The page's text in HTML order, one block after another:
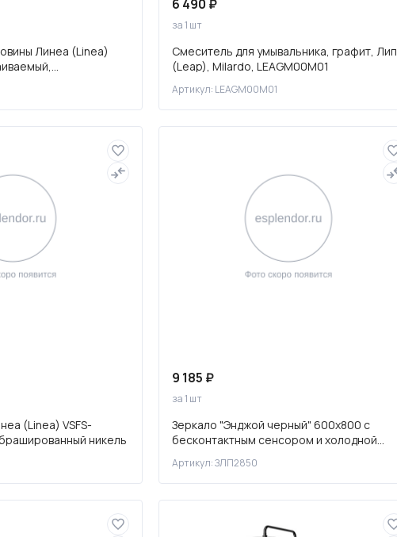
Линеа (Linea)
6 490 ₽
за 1 шт
Смеситель для умывальника, графит, Лип
(Leap), Milardo, LEAGM00M01
Артикул: LEAGM00M01
(Linea) VSFS-
никель
9 185 ₽
за 1 шт
Зеркало "Энджой черный" 600х800 с
бесконтактным сенсором и холодной
Артикул: ЗЛП2850